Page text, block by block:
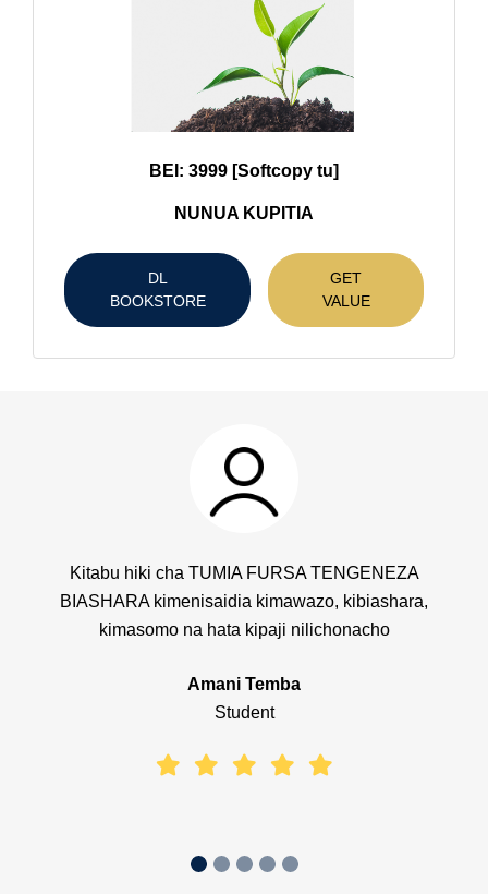
BEI: 3999 [Softcopy tu]
NUNUA KUPITIA
DL
BOOKSTORE
GET
VALUE
Katika usomaji wangu nimekuwa nikifurahia
ambavyo unapangilia mtiririko wa mawazo!.
vinaleta raha ya kusoma na pia viko
Joshua Kanondo